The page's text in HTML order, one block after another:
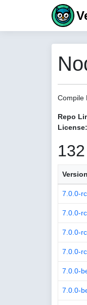
Compile
Repo
License:
Version
7.0.0-
7.0.0-
7.0.0-
7.0.0-
7.0.0-
7.0.0-